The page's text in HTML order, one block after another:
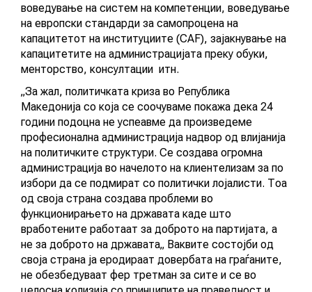
воведување на систем на компетенции, воведување
на европски стандарди за самопроцена на
капацитетот на институциите (CAF), зајакнување на
капацитетите на администрацијата преку обуки,
менторство, консултации итн.
„За жал, политичката криза во Република
Македонија со која се соочуваме покажа дека 24
години подоцна не успеавме да произведеме
професионална администрација надвор од влијанија
на политичките структури. Се создава огромна
администрација во начелото на клиентелизам за по
избори да се подмират со политички лојалисти. Тоа
од своја страна создава проблеми во
функционирањето на државата каде што
вработените работаат за доброто на партијата, а
не за доброто на државата„ Ваквите состојби од
своја страна ја еродираат довербата на граѓаните,
не обезбедуваат фер третман за сите и се во